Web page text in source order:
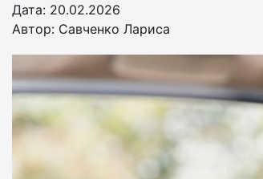
Дата: 20.02.2026
Автор: Савченко Лариса